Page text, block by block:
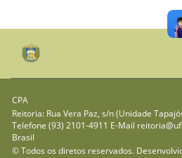
CPA
Reitoria: Rua Vera Paz, s/n (Unidade
Telefone (93) 2101-4911 E-Mail
Brasil
© Todos os diretos reservados.